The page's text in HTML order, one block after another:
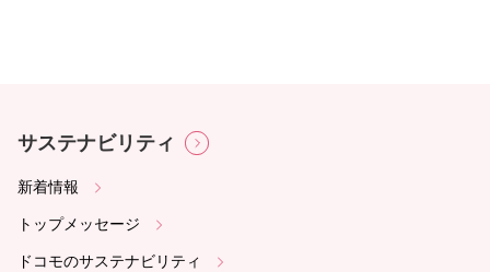
サステナビリティ
新着情報
トップメッセージ
ドコモのサステナビリティ